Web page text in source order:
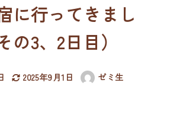
に行ってきまし
の3、2日目）
更新日
2025年9月1日
著
ゼミ生